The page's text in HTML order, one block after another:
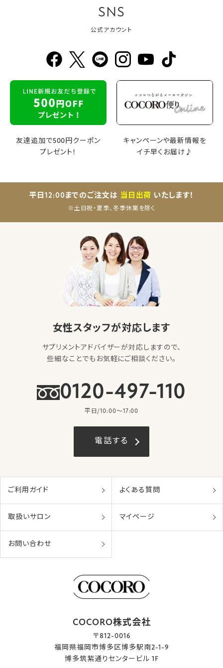
SNS
公式アカウント
友達追加で500円クーポン
プレゼント！
キャンペーンや最新情報を
イチ早くお届け♪
平日12:00までのご注文は 当日出荷 いたします！
※土日祝・夏季、冬季休業を除く
女性スタッフが対応します
サプリメントアドバイザーが対応しますので、
些細なことでもお気軽にご相談ください。
0120-497-110
平日/10:00〜17:00
電話する
ご利用ガイド よくある質問
取扱いサロン マイページ
お問い合わせ
COCORO株式会社
〒812-0016
福岡県福岡市博多区博多駅南2-1-9
博多筑紫通りセンタービル 1F